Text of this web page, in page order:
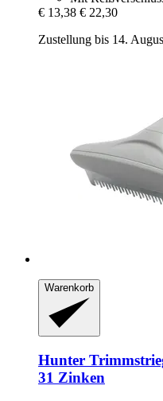
€ 13,38 € 22,30
Zustellung bis 14.
Warenkorb
Hunter
31 Zinken